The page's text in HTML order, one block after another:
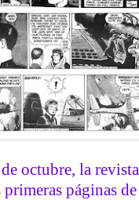
octubre, la revista
páginas de